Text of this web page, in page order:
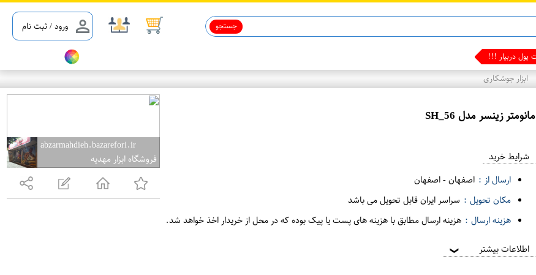
ورود / ثبت نام جستجو
ابزار جوشکاری
abzarmahdieh.bazarefori.ir
فروشگاه ابزار مهدیه
مانومتر زینسر مدل SH_56
ه
شرایط خرید
ارسال از : اصفهان-اصفهان
مکان تحویل : سراسر ایران قابل تحویل می باشد
هزینه ارسال : هزینه ارسال مطابق با هزینه های پست یا پیک بوده که در محل از خریدار اخذ خواهد شد.
اطلاعات بیشتر ❯